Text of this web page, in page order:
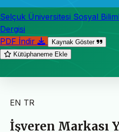
Selçuk Üniversitesi Sosyal
Dergisi
PDF İndir
Kaynak Göster
Kütüphaneme Ekle
EN TR
İşveren Markası